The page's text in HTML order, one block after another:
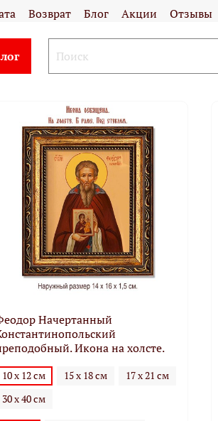
Возврат Блог Акции Отзывы
Начертанный
Икона на холсте.
10 х 12 см 15 х 18 см
17 х 21 см
30 х 40 см